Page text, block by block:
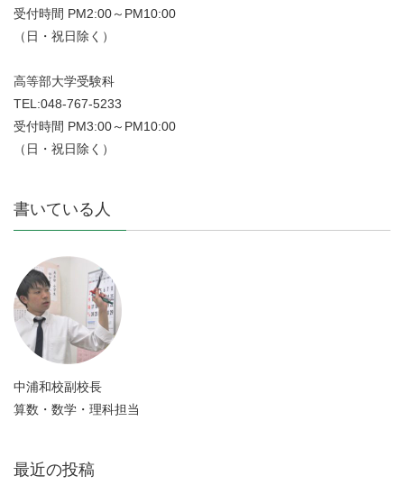
受付時間 PM2:00～PM10:00
（日・祝日除く）
高等部大学受験科
TEL:048-767-5233
受付時間 PM3:00～PM10:00
（日・祝日除く）
書いている人
中浦和校副校長
算数・数学・理科担当
最近の投稿